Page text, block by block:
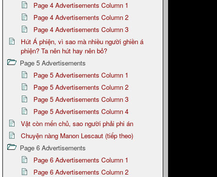
Page 4 Advertisements Column 1
Page 4 Advertisements Column 2
Page 4 Advertisements Column 3
Hút Á phiện, vì sao mà nhiều người ghiền á
phiện? Ta nên hút hay nên bỏ?
Page 5 Advertisements
Page 5 Advertisements Column 1
Page 5 Advertisements Column 2
Page 5 Advertisements Column 3
Page 5 Advertisements Column 4
Vật còn mến chủ, sao người phải phi án
Chuyện nàng Manon Lescaut (tiếp theo)
Page 6 Advertisements
Page 6 Advertisements Column 1
Page 6 Advertisements Column 2